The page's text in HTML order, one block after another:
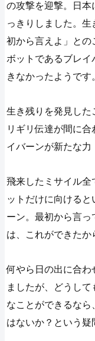
の攻撃を迎撃。日本
っきりしました。
初から言えよ」との
ボットであるブレ
きなかったようです
生き残りを発見し
リギリ伝達が間に
イバーンが新たな力
飛来したミサイル全
ットだけに向ける
ーン。最初から言
は、これができたか
何やら日の出に合わ
ましたが、どうし
なことができるな
はないか？という疑